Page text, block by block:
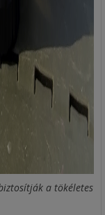
a tökéletes